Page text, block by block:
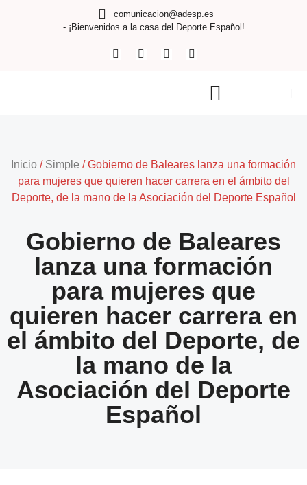
comunicacion@adesp.es
- ¡Bienvenidos a la casa del Deporte Español!
Inicio / Simple /Gobierno de Baleares lanza una formación
para mujeres que quieren hacer carrera en el ámbito del
Deporte, de la mano de la Asociación del Deporte Español
Gobierno de Baleares
lanza una formación
para mujeres que
quieren hacer carrera en
el ámbito del Deporte, de
la mano de la
Asociación del Deporte
Español